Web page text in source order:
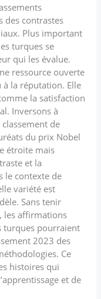
des contrastes
Plus important
turques se
qui les évalue.
ressource ouverte
à la réputation. Elle
la satisfaction
Inversons à
de
du prix Nobel
étroite mais
et la
le contexte de
variété est
Sans tenir
les affirmations
turques pourraient
2023 des
Ce
histoires qui
et de